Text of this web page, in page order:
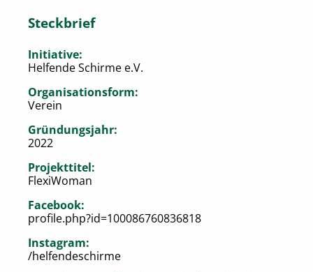
Steckbrief
Initiative:
Helfende Schirme e.V.
Organisationsform:
Verein
Gründungsjahr:
2022
Projekttitel:
FlexiWoman
Facebook:
profile.php?id=100086760836818
Instagram:
/helfendeschirme